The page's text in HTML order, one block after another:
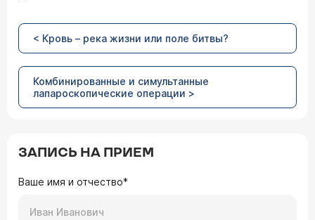
< Кровь – река жизни или поле битвы?
Комбинированные и симультанные
лапароскопические операции >
ЗАПИСЬ НА ПРИЕМ
Ваше имя и отчество*